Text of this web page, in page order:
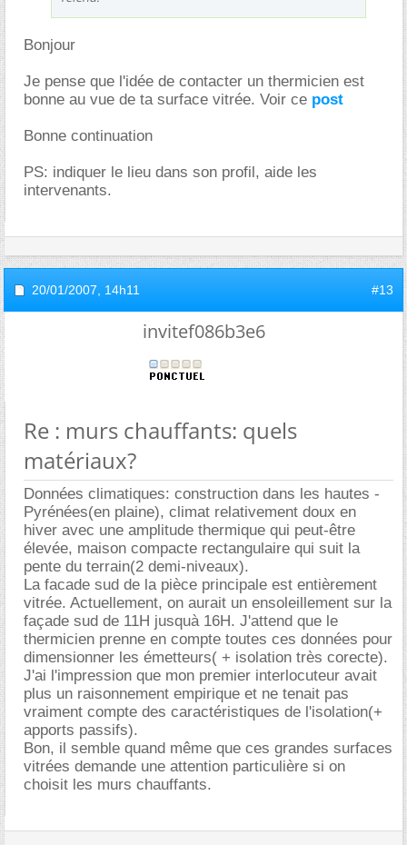
Bonjour
Je pense que l'idée de contacter un thermicien est
bonne au vue de ta surface vitrée. Voir ce post
Bonne continuation
PS: indiquer le lieu dans son profil, aide les
intervenants.
20/01/2007, 14h11 #13
invitef086b3e6
Re : murs chauffants: quels
matériaux?
Données climatiques: construction dans les hautes -
Pyrénées(en plaine), climat relativement doux en
hiver avec une amplitude thermique qui peut-être
élevée, maison compacte rectangulaire qui suit la
pente du terrain(2 demi-niveaux).
La facade sud de la pièce principale est entièrement
vitrée. Actuellement, on aurait un ensoleillement sur la
façade sud de 11H jusquà 16H. J'attend que le
thermicien prenne en compte toutes ces données pour
dimensionner les émetteurs( + isolation très corecte).
J'ai l'impression que mon premier interlocuteur avait
plus un raisonnement empirique et ne tenait pas
vraiment compte des caractéristiques de l'isolation(+
apports passifs).
Bon, il semble quand même que ces grandes surfaces
vitrées demande une attention particulière si on
choisit les murs chauffants.